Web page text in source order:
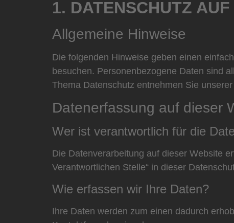
1. DATENSCHUTZ
Allgemeine Hinweise
Die folgenden Hinweise geben einen
besuchen. Personenbezogene Daten sind
Thema Datenschutz entnehmen Sie
Datenerfassung auf dieser
Wer ist verantwortlich für die
Die Datenverarbeitung auf dieser Website
Verantwortlichen Stelle“ in dieser
Wie erfassen wir Ihre Daten?
Ihre Daten werden zum einen dadurch